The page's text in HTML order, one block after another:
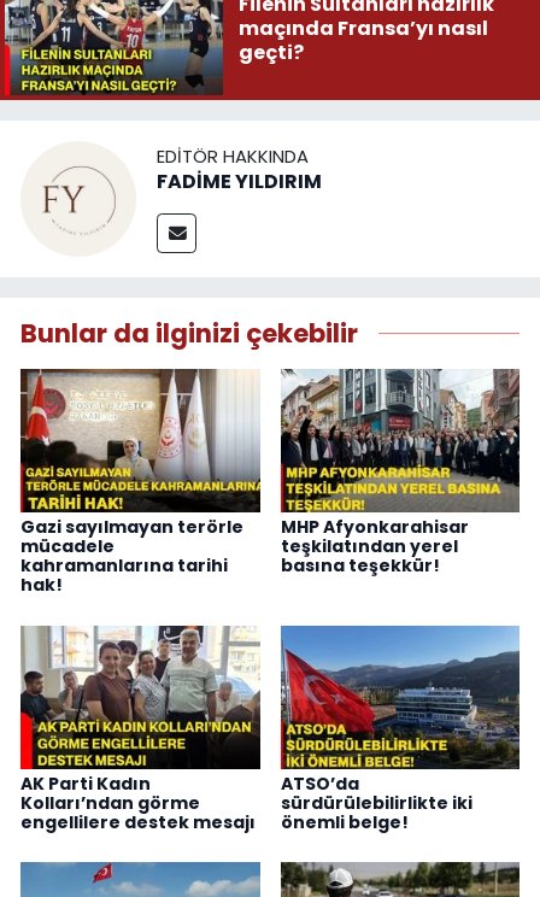
maçında Fransa’yı nasıl
geçti?
EDITÖR HAKKINDA
FADİME YILDIRIM
Bunlar da ilginizi çekebilir
Gazi sayılmayan terörle
mücadele
kahramanlarına tarihi
hak!
MHP Afyonkarahisar
teşkilatından yerel
basına teşekkür!
AK Parti Kadın
Kolları’ndan görme
engellilere destek mesajı
ATSO’da
sürdürülebilirlikte iki
önemli belge!